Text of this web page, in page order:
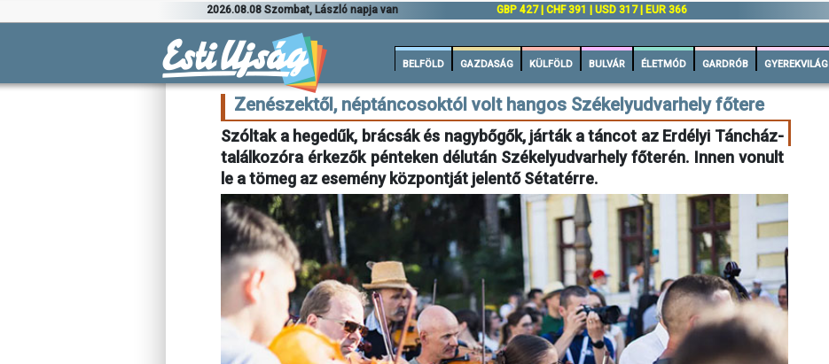
2026.08.08 Szombat, László napja van GBP 427 | CHF 391 | USD 317 | EUR 366
BELFÖLD GAZDASÁG KÜLFÖLD BULVÁR ÉLETMÓD GARDRÓB GYEREKVILÁG
Zenészektől, néptáncosoktól volt hangos Székelyudvarhely főtere
Szóltak a hegedűk, brácsák és nagybőgők, járták a táncot az Erdélyi Táncház-
találkozóra érkezők pénteken délután Székelyudvarhely főterén. Innen vonult
le a tömeg az esemény központját jelentő Sétatérre.